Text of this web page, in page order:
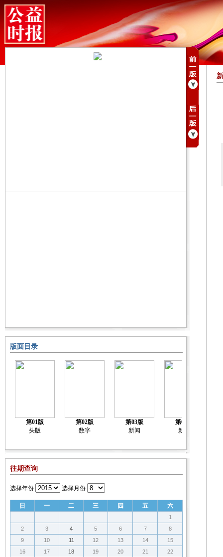
版面目录
第01版
头版
第02版
数字
第03版
新闻
第04版
新闻
往期查询
选择年份 选择月份
日 一 二 三 四 五 六
1
2
3 4 5 6 7
8
9
10 11 12 13 14
15
16
17 18 19 20 21
22